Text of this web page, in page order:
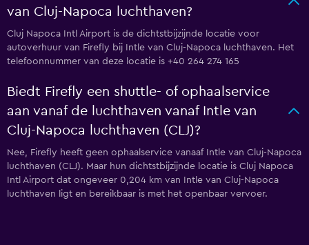
van Cluj-Napoca luchthaven?
Cluj Napoca Intl Airport is de dichtstbijzijnde locatie voor
autoverhuur van Firefly bij Intle van Cluj-Napoca luchthaven. Het
telefoonnummer van deze locatie is +40 264 274 165
Biedt Firefly een shuttle- of ophaalservice
aan vanaf de luchthaven vanaf Intle van
Cluj-Napoca luchthaven (CLJ)?
Nee, Firefly heeft geen ophaalservice vanaaf Intle van Cluj-Napoca
luchthaven (CLJ). Maar hun dichtstbijzijnde locatie is Cluj Napoca
Intl Airport dat ongeveer 0,204 km van Intle van Cluj-Napoca
luchthaven ligt en bereikbaar is met het openbaar vervoer.